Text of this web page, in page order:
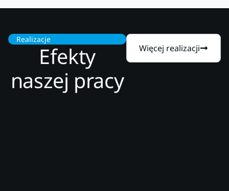
Realizacje
Efekty
naszej pracy
Więcej realizacji